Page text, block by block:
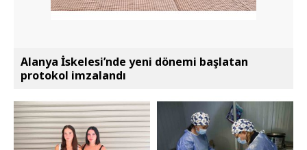
Alanya İskelesi’nde yeni dönemi başlatan
protokol imzalandı